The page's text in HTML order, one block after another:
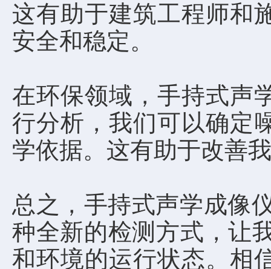
这有助于建筑工程师和
安全和稳定。
在环保领域，手持式声
行分析，我们可以确定
学依据。这有助于改善
总之，手持式声学成像
种全新的检测方式，让
和环境的运行状态。相